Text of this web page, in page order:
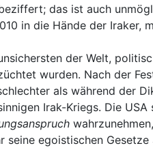
das ist auch
in die Hände der Iraker,
der Welt,
wurden. Nach der
als während der
Irak-Kriegs. Die
seine egoistischen